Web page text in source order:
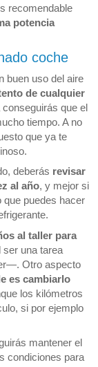
recomendable
potencia
coche
buen uso del aire
de cualquier
que el
tiempo. A no
que ya te
deberás revisar
al año, y mejor si
que puedes hacer
al taller para
una tarea
Otro aspecto
es cambiarlo
los kilómetros
si por ejemplo
mantener el
condiciones para